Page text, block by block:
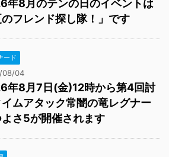
年8月のテンの日のイベントは
のフレンド探し隊！」です
ード
08/04
年8月7日(金)12時から第4回討
ムアタック常闇の竜レグナー
よさ5が開催されます